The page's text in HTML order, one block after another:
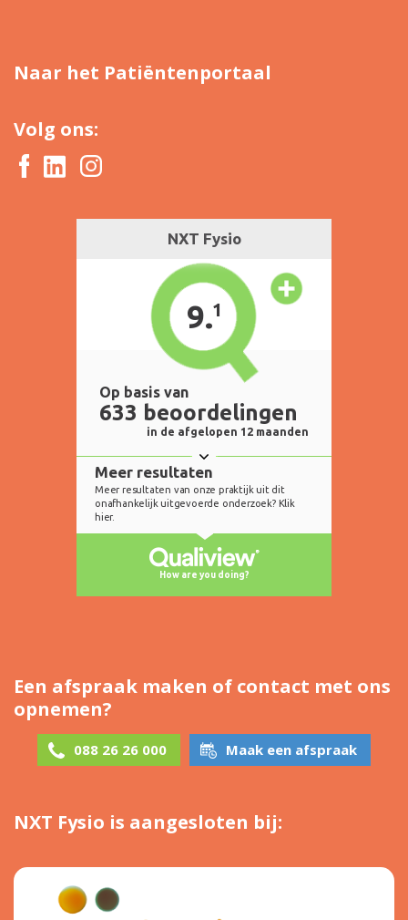
Naar het Patiëntenportaal
Volg ons:
Een afspraak maken of contact met ons
opnemen?
088 26 26 000 Maak een afspraak
NXT Fysio is aangesloten bij: